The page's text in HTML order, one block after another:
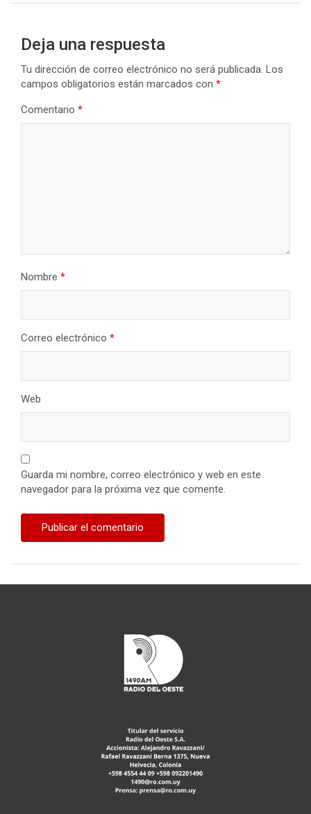
Deja una respuesta
Tu dirección de correo electrónico no será publicada. Los
campos obligatorios están marcados con *
Comentario *
Nombre *
Correo electrónico *
Web
Guarda mi nombre, correo electrónico y web en este
navegador para la próxima vez que comente.